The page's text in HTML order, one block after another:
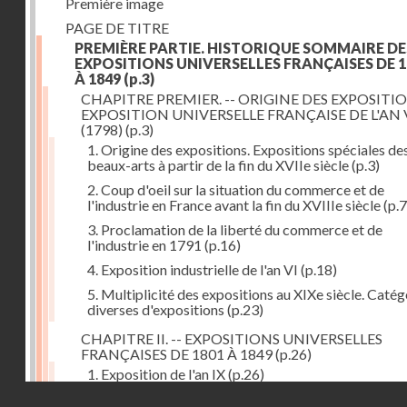
PAGE DE TITRE
PREMIÈRE PARTIE. HISTORIQUE SOMMAIRE
EXPOSITIONS UNIVERSELLES FRANÇAISES DE
À 1849 (p.3)
CHAPITRE PREMIER. -- ORIGINE DES
EXPOSITION UNIVERSELLE FRANÇAISE DE L'AN
(1798) (p.3)
1. Origine des expositions. Expositions spéciales
beaux-arts à partir de la fin du XVIIe siècle(p.3)
2. Coup d'oeil sur la situation du commerce et de
l'industrie en France avant la fin du XVIIIe siècle
3. Proclamation de la liberté du commerce et de
l'industrie en 1791 (p.16)
4. Exposition industrielle de l'an VI (p.18)
5. Multiplicité des expositions au XIXe siècle.
diverses d'expositions (p.23)
CHAPITRE II. -- EXPOSITIONS UNIVERSELLES
FRANÇAISES DE 1801 À 1849(p.26)
1. Exposition de l'an IX(p.26)